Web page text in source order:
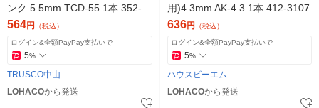
ンク 5.5mm TCD-55 1本 352-0
501
564円 （税込）
ログイン&全額PayPay支払いで
5%
TRUSCO中山
LOHACOから発送
用)4.3mm AK-4.3 1本 412-3107
636円 （税込）
ログイン&全額PayPay支払いで
5%
ハウスビーエム
LOHACOから発送